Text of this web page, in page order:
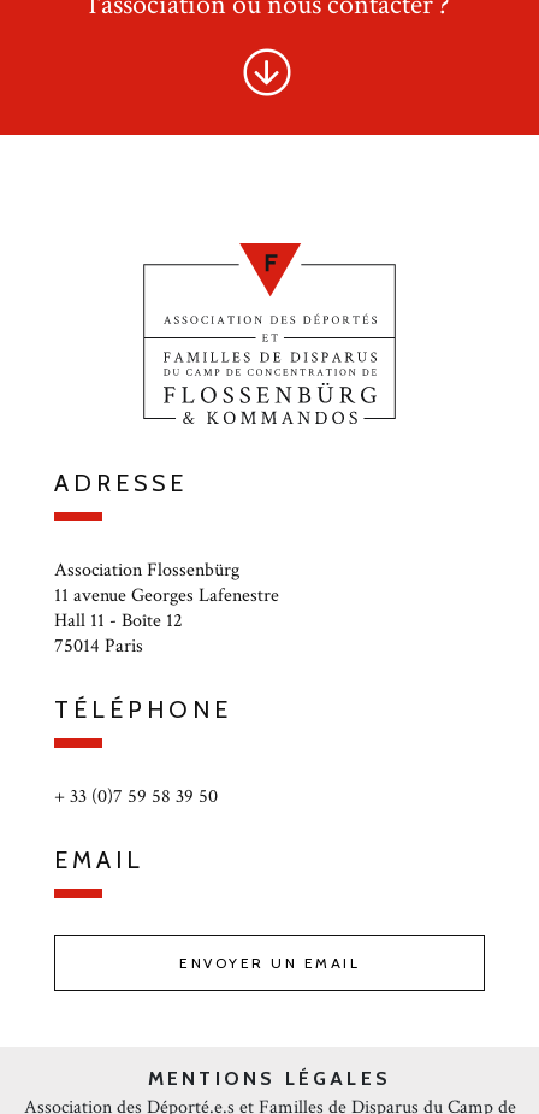
ADRESSE
Association Flossenbürg
11 avenue Georges Lafenestre
Hall 11 - Boîte 12
75014 Paris
TÉLÉPHONE
+ 33 (0)7 59 58 39 50
EMAIL
ENVOYER UN EMAIL
MENTIONS LÉGALES
Association des Déporté.e.s et Familles de Disparus du Camp de